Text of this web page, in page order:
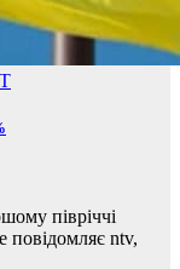
півріччі
повідомляє ntv,